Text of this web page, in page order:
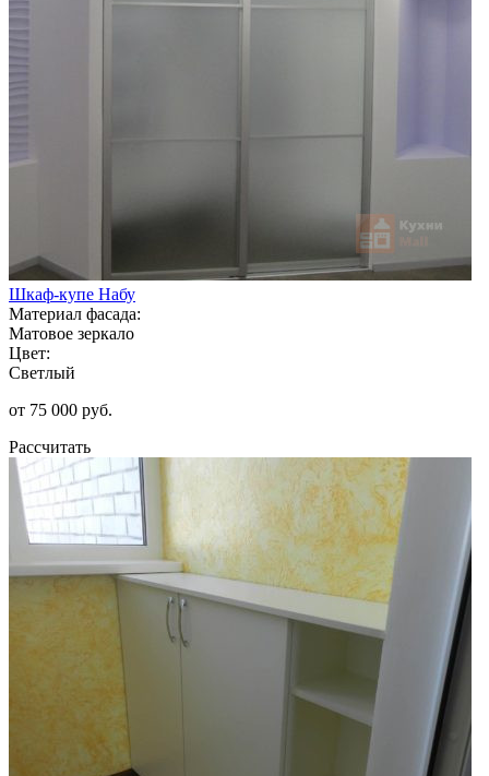
Шкаф-купе Набу
Материал фасада:
Матовое зеркало
Цвет:
Светлый
от 75 000 руб.
Рассчитать